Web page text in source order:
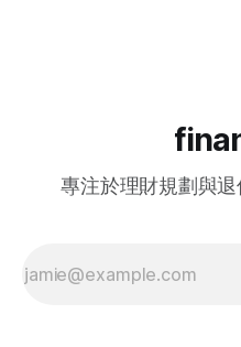
向聘用中高齡人士的僱主發
專注於理財規劃與